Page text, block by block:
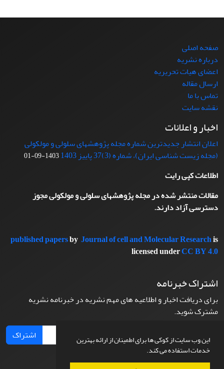
این وب سایت از کوکی ها برای اطمینان از ارائه بهترین
خدمات استفاده می کند.
صفحه اصلی
درباره نشریه
اعضای هیات تحریریه
ارسال مقاله
تماس با ما
نقشه سایت
اخبار و اعلانات
اعلان انتشار جدیدترین شماره مجله پژوهشهای سلولی و مولکولی
(مجله زیست شناسی ایران)، شماره (3)37 پاییز 1403
1403-09-01
اطلاعات کپی رایت
مقالات منتشر شده در مجله پژوهشهای سلولی و مولکولی مجوز
دسترسی آزاد دارند.
published papersby Journal of cell and Molecular Researchis
licensed underCC BY 4.0
اشتراک خبرنامه
برای دریافت اخبار و اطلاعیه های مهم نشریه در خبرنامه نشریه
مشترک شوید.
اشتراک